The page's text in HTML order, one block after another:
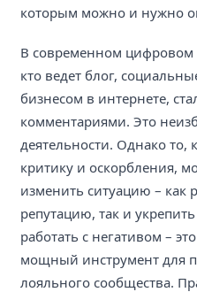
которым можно и нужно
В современном цифровом
кто ведет блог,
бизнесом в интернете,
комментариями. Это
деятельности. Однако то,
критику и оскорбления,
изменить ситуацию – как
репутацию, так и
работать с негативом –
мощный инструмент для
лояльного сообщества.